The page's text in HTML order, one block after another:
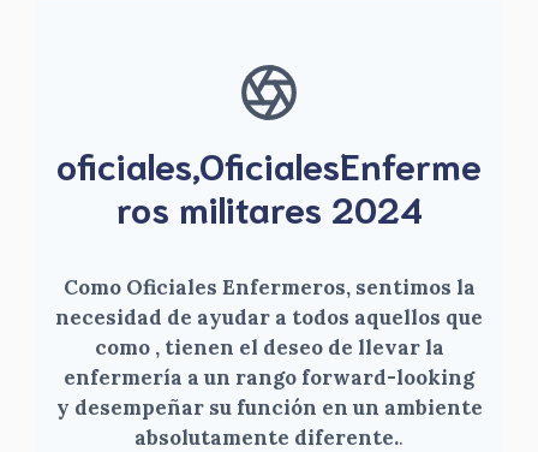
oficiales,OficialesEnferme
ros militares 2024
Como Oficiales Enfermeros, sentimos la
necesidad de ayudar a todos aquellos que
como , tienen el deseo de llevar la
enfermería a un rango forward-looking
y desempeñar su función en un ambiente
absolutamente diferente..